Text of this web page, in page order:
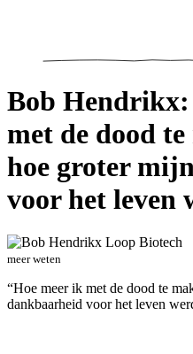
Bob
met de dood
hoe groter
voor het leven
meer weten
“Hoe meer ik met de dood te
dankbaarheid voor het leven